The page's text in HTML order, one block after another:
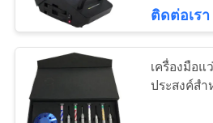
ขอ
ใบ
ทัศนมาตรโพธิ
ติดต่อเรา
เครื่องมือแ
ประสงค์ส